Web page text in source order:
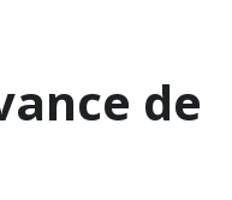
de